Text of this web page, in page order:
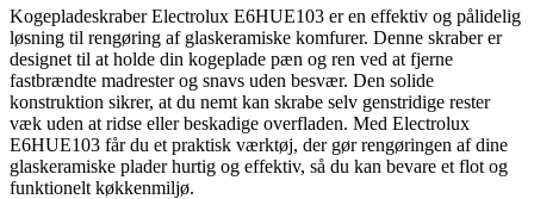
Kogepladeskraber Electrolux E6HUE103 er en effektiv og pålidelig
løsning til rengøring af glaskeramiske komfurer. Denne skraber er
designet til at holde din kogeplade pæn og ren ved at fjerne
fastbrændte madrester og snavs uden besvær. Den solide
konstruktion sikrer, at du nemt kan skrabe selv genstridige rester
væk uden at ridse eller beskadige overfladen. Med Electrolux
E6HUE103 får du et praktisk værktøj, der gør rengøringen af dine
glaskeramiske plader hurtig og effektiv, så du kan bevare et flot og
funktionelt køkkenmiljø.